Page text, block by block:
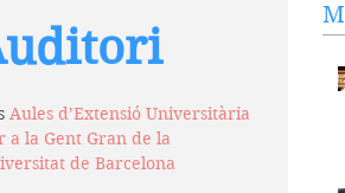
Aules d’Extensió Universitària
a la Gent Gran de la
de Barcelona